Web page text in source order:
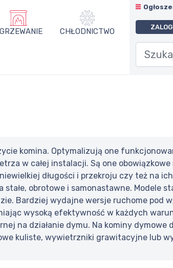
CHŁODNICTWO
komina. Optymalizują one
w całej instalacji. Są one
długości i przekroju czy też na
obrotowe i samonastawne. Modele
Bardziej wydajne wersje ruchome pod
wysoką efektywność w każdych
na działanie dymu. Na kominy dymowe
kuliste, wywietrzniki grawitacyjne lub